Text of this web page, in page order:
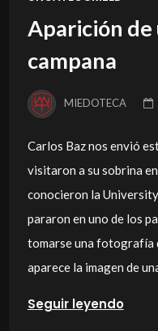
Aparición de
campana
MIEDOTECA
Carlos Baz nos envió
visitaron a su sobrina
conocieron la
pararon en uno de los
tomarse una fotografía
aparece la imagen de
Seguir leyendo